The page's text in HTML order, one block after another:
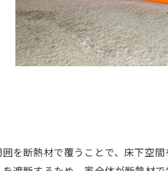
を断熱材で覆うことで、床下空